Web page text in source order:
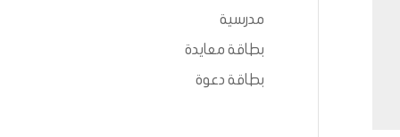
مدرسية
بطاقة معايدة
بطاقة دعوة